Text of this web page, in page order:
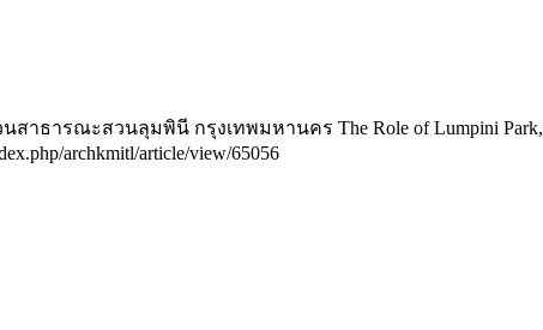
ารณะสวนลุมพินี กรุงเทพมหานคร The Role of Lumpini Park,
archkmitl/article/view/65056